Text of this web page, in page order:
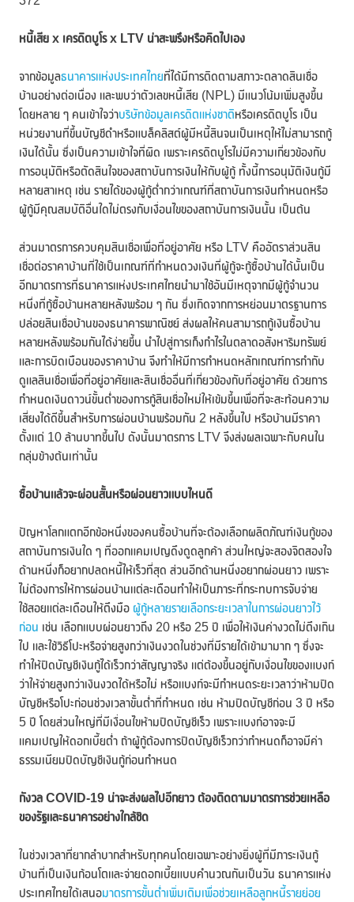
หนี้เสีย x เครดิตบูโร x LTV น่าสะพรึงหรือคิดไปเอง
จากข้อมูลธนาคารแห่งประเทศไทยที่ได้มีการติดตามสภาวะตลาดสินเชื่อ
บ้านอย่างต่อเนื่อง และพบว่าตัวเลขหนี้เสีย (NPL) มีแนวโน้มเพิ่มสูงขึ้น
โดยหลาย ๆ คนเข้าใจว่าบริษัทข้อมูลเครดิตแห่งชาติหรือเครดิตบูโร เป็น
หน่วยงานที่ขึ้นบัญชีดำหรือแบล็คลิสต์ผู้มีหนี้สินจนเป็นเหตุให้ไม่สามารถกู้
เงินได้นั้น ซึ่งเป็นความเข้าใจที่ผิด เพราะเครดิตบูโรไม่มีความเกี่ยวข้องกับ
การอนุมัติหรือตัดสินใจของสถาบันการเงินให้กับผู้กู้ ทั้งนี้การอนุมัติเงินกู้มี
หลายสาเหตุ เช่น รายได้ของผู้กู้ต่ำกว่าเกณฑ์ที่สถาบันการเงินกำหนดหรือ
ผู้กู้มีคุณสมบัติอื่นใดไม่ตรงกับเงื่อนไขของสถาบันการเงินนั้น เป็นต้น
ส่วนมาตรการควบคุมสินเชื่อเพื่อที่อยู่อาศัย หรือ LTV คืออัตราส่วนสิน
เชื่อต่อราคาบ้านที่ใช้เป็นเกณฑ์ที่กำหนดวงเงินที่ผู้กู้จะกู้ซื้อบ้านได้นั้นเป็น
อีกมาตรการที่ธนาคารแห่งประเทศไทยนำมาใช้อันมีเหตุจากมีผู้กู้จำนวน
หนึ่งที่กู้ซื้อบ้านหลายหลังพร้อม ๆ กัน ซึ่งเกิดจากการหย่อนมาตรฐานการ
ปล่อยสินเชื่อบ้านของธนาคารพาณิชย์ ส่งผลให้คนสามารถกู้เงินซื้อบ้าน
หลายหลังพร้อมกันได้ง่ายขึ้น นำไปสู่การเก็งกำไรในตลาดอสังหาริมทรัพย์
และการบิดเบือนของราคาบ้าน จึงทำให้มีการกำหนดหลักเกณฑ์การกำกับ
ดูแลสินเชื่อเพื่อที่อยู่อาศัยและสินเชื่ออื่นที่เกี่ยวข้องกับที่อยู่อาศัย ด้วยการ
กำหนดเงินดาวน์ขั้นต่ำของการกู้สินเชื่อใหม่ให้เข้มขึ้นเพื่อที่จะสะท้อนความ
เสี่ยงได้ดีขึ้นสำหรับการผ่อนบ้านพร้อมกัน 2 หลังขึ้นไป หรือบ้านมีราคา
ตั้งแต่ 10 ล้านบาทขึ้นไป ดังนั้นมาตรการ LTV จึงส่งผลเฉพาะกับคนใน
กลุ่มข้างต้นเท่านั้น
ซื้อบ้านแล้วจะผ่อนสั้นหรือผ่อนยาวแบบไหนดี
ปัญหาโลกแตกอีกข้อหนึ่งของคนซื้อบ้านที่จะต้องเลือกผลิตภัณฑ์เงินกู้ของ
สถาบันการเงินใด ๆ ที่ออกแคมเปญดึงดูดลูกค้า ส่วนใหญ่จะสองจิตสองใจ
ด้านหนึ่งก็อยากปลดหนี้ให้เร็วที่สุด ส่วนอีกด้านหนึ่งอยากผ่อนยาว เพราะ
ไม่ต้องการให้การผ่อนบ้านแต่ละเดือนทำให้เป็นภาระที่กระทบการจับจ่าย
ใช้สอยแต่ละเดือนให้ตึงมือ ผู้กู้หลายรายเลือกระยะเวลาในการผ่อนยาวไว้
ก่อน เช่น เลือกแบบผ่อนยาวถึง 20 หรือ 25 ปี เพื่อให้เงินค่างวดไม่ตึงเกิน
ไป และใช้วิธีโปะหรือจ่ายสูงกว่าเงินงวดในช่วงที่มีรายได้เข้ามามาก ๆ ซึ่งจะ
ทำให้ปิดบัญชีเงินกู้ได้เร็วกว่าสัญญาจริง แต่ต้องขึ้นอยู่กับเงื่อนไขของแบงก์
ว่าให้จ่ายสูงกว่าเงินงวดได้หรือไม่ หรือแบงก์จะมีกำหนดระยะเวลาว่าห้ามปิด
บัญชีหรือโปะก่อนช่วงเวลาขั้นต่ำที่กำหนด เช่น ห้ามปิดบัญชีก่อน 3 ปี หรือ
5 ปี โดยส่วนใหญ่ที่มีเงื่อนไขห้ามปิดบัญชีเร็ว เพราะแบงก์อาจจะมี
แคมเปญให้ดอกเบี้ยต่ำ ถ้าผูู้กู้ต้องการปิดบัญชีเร็วกว่ากำหนดก็อาจมีค่า
ธรรมเนียมปิดบัญชีเงินกู้ก่อนกำหนด
กังวล COVID-19 น่าจะส่งผลไปอีกยาว ต้องติดตามมาตรการช่วยเหลือ
ของรัฐและธนาคารอย่างใกล้ชิด
ในช่วงเวลาที่ยากลำบากสำหรับทุกคนโดยเฉพาะอย่างยิ่งผู้ที่มีภาระเงินกู้
บ้านที่เป็นเงินก้อนโตและจ่ายดอกเบี้ยแบบคำนวณกันเป็นวัน ธนาคารแห่ง
ประเทศไทยได้เสนอมาตรการขั้นต่ำเพิ่มเติมเพื่อช่วยเหลือลูกหนี้รายย่อย